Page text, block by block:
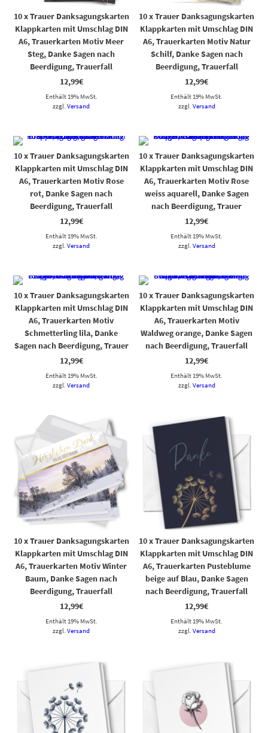
10 x Trauer Danksagungskarten
Klappkarten mit Umschlag DIN
A6, Trauerkarten Motiv Meer
Steg, Danke Sagen nach
Beerdigung, Trauerfall
12,99€
Enthält 19% MwSt.
zzgl.Versand
10 x Trauer Danksagungskarten
Klappkarten mit Umschlag DIN
A6, Trauerkarten Motiv Natur
Schilf, Danke Sagen nach
Beerdigung, Trauerfall
12,99€
Enthält 19% MwSt.
zzgl. Versand
10 x Trauer Danksagungskarten
Klappkarten mit Umschlag DIN
A6, Trauerkarten Motiv Rose
rot, Danke Sagen nach
Beerdigung, Trauerfall
12,99€
Enthält 19% MwSt.
zzgl.Versand
10 x Trauer Danksagungskarten
Klappkarten mit Umschlag DIN
A6, Trauerkarten Motiv Rose
weiss aquarell, Danke Sagen
nach Beerdigung, Trauer
12,99€
Enthält 19% MwSt.
zzgl. Versand
10 x Trauer Danksagungskarten
Klappkarten mit Umschlag DIN
A6, Trauerkarten Motiv
Schmetterling lila, Danke
Sagen nach Beerdigung, Trauer
12,99€
Enthält 19% MwSt.
zzgl.Versand
10 x Trauer Danksagungskarten
Klappkarten mit Umschlag DIN
A6, Trauerkarten Motiv
Waldweg orange, Danke Sagen
nach Beerdigung, Trauerfall
12,99€
Enthält 19% MwSt.
zzgl. Versand
10 x Trauer Danksagungskarten
Klappkarten mit Umschlag DIN
A6, Trauerkarten Motiv Winter
Baum, Danke Sagen nach
Beerdigung, Trauerfall
12,99€
Enthält 19% MwSt.
zzgl.Versand
10 x Trauer Danksagungskarten
Klappkarten mit Umschlag DIN
A6, Trauerkarten Pusteblume
beige auf Blau, Danke Sagen
nach Beerdigung, Trauerfall
12,99€
Enthält 19% MwSt.
zzgl. Versand